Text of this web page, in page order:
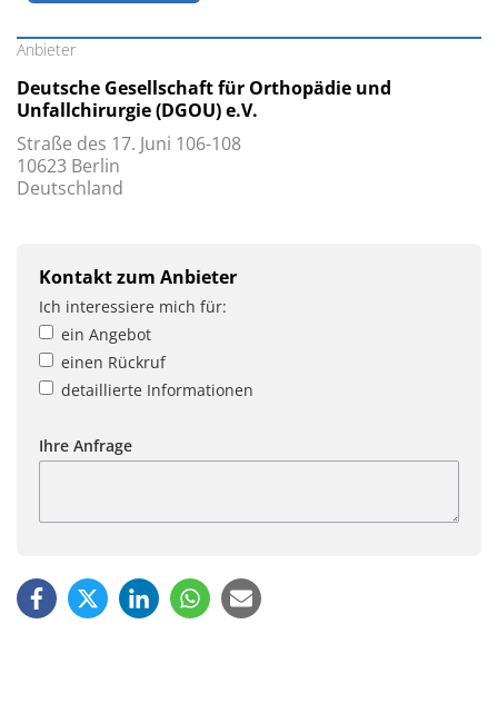
Anbieter
Deutsche Gesellschaft für Orthopädie und
Unfallchirurgie (DGOU) e.V.
Straße des 17. Juni 106-108
10623 Berlin
Deutschland
Kontakt zum Anbieter
Ich interessiere mich für:
ein Angebot
einen Rückruf
detaillierte Informationen
Ihre Anfrage